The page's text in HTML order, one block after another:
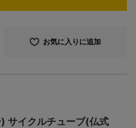
お気に入りに追加
サイクルチューブ(仏式